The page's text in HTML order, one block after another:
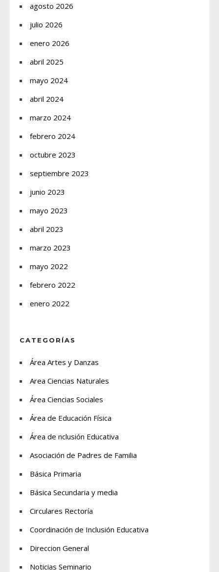
agosto 2026
julio 2026
enero 2026
abril 2025
mayo 2024
abril 2024
marzo 2024
febrero 2024
octubre 2023
septiembre 2023
junio 2023
mayo 2023
abril 2023
marzo 2023
mayo 2022
febrero 2022
enero 2022
CATEGORÍAS
Área Artes y Danzas
Area Ciencias Naturales
Área Ciencias Sociales
Área de Educación Física
Área de nclusión Educativa
Asociación de Padres de Familia
Básica Primaria
Básica Secundaria y media
Circulares Rectoría
Coordinación de Inclusión Educativa
Direccion General
Noticias Seminario